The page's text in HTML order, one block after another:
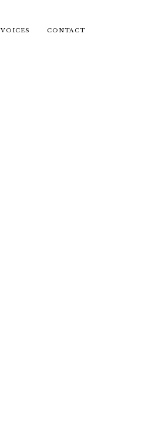
VOICES CONTACT